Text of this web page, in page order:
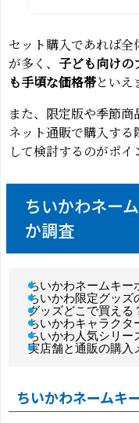
セット購入であれば
が多く、 子ども向けの
も手頃な価格帯といえ
また、限定版や季節商
ネット通販で購入す
して検討するのがポイ
ちいかわネー
か調査
ちいかわネームキー
ちいかわ限定グッズ
グッズどこで買える
ちいかわキャラクタ
ちいかわ人気シリー
実店舗と通販の購入
ちいかわネームキ